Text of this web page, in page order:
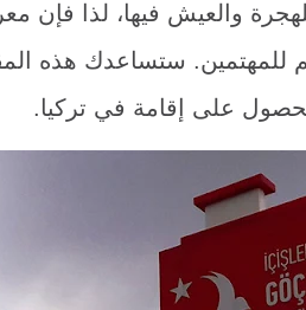
والعيش فيها، لذا فإن
للمهتمين. ستساعدك هذه
على إقامة في تركيا.